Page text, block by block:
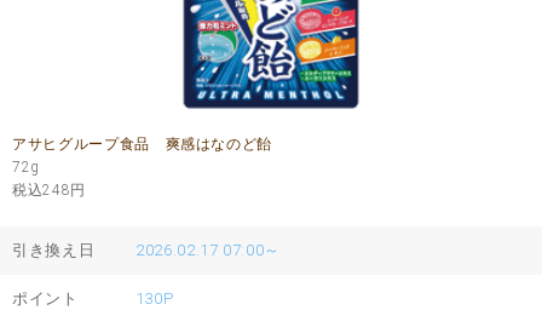
アサヒグループ食品 爽感はなのど飴
72g
税込248 円
引き換え日 2026.02.17 07:00～
ポイント 130P